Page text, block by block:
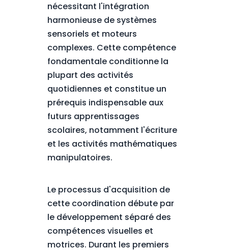
nécessitant l'intégration
harmonieuse de systèmes
sensoriels et moteurs
complexes. Cette compétence
fondamentale conditionne la
plupart des activités
quotidiennes et constitue un
prérequis indispensable aux
futurs apprentissages
scolaires, notamment l'écriture
et les activités mathématiques
manipulatoires.
Le processus d'acquisition de
cette coordination débute par
le développement séparé des
compétences visuelles et
motrices. Durant les premiers